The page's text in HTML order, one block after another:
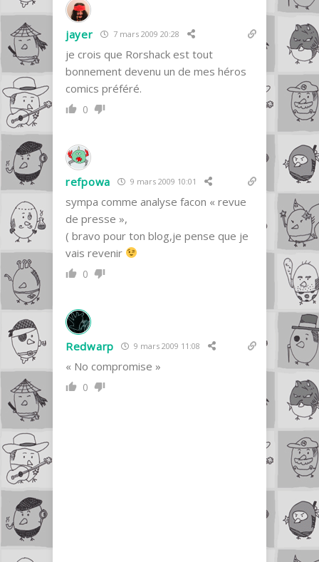
jayer 7 mars 2009 20:28
je crois que Rorshack est tout
bonnement devenu un de mes héros
comics préféré.
0
refpowa 9 mars 2009 10:01
sympa comme analyse facon « revue
de presse »,
( bravo pour ton blog,je pense que je
vais revenir
0
Redwarp 9 mars 2009 11:08
« No compromise »
0